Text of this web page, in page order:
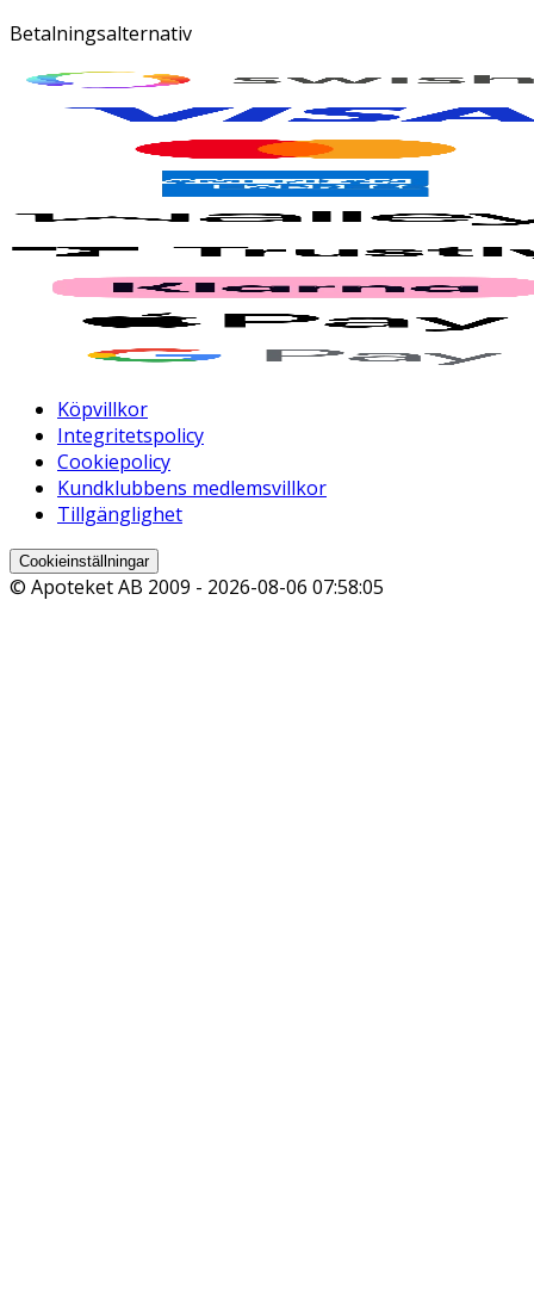
Betalningsalternativ
Köpvillkor
Integritetspolicy
Cookiepolicy
Kundklubbens medlemsvillkor
Tillgänglighet
Cookieinställningar
© Apoteket AB 2009 - 2026-08-06 07:58:05